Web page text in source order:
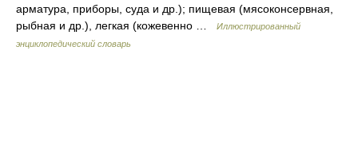
арматура, приборы, суда и др.); пищевая (мясоконсервная,
рыбная и др.), легкая (кожевенно …
Иллюстрированный
энциклопедический словарь